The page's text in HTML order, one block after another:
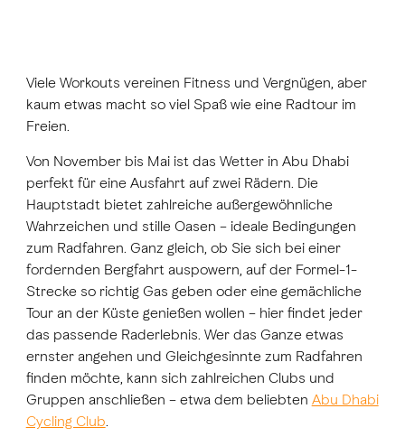
Viele Workouts vereinen Fitness und Vergnügen, aber
kaum etwas macht so viel Spaß wie eine Radtour im
Freien.
Von November bis Mai ist das Wetter in Abu Dhabi
perfekt für eine Ausfahrt auf zwei Rädern. Die
Hauptstadt bietet zahlreiche außergewöhnliche
Wahrzeichen und stille Oasen – ideale Bedingungen
zum Radfahren. Ganz gleich, ob Sie sich bei einer
fordernden Bergfahrt auspowern, auf der Formel-1-
Strecke so richtig Gas geben oder eine gemächliche
Tour an der Küste genießen wollen – hier findet jeder
das passende Raderlebnis. Wer das Ganze etwas
ernster angehen und Gleichgesinnte zum Radfahren
finden möchte, kann sich zahlreichen Clubs und
Gruppen anschließen – etwa dem beliebten Abu Dhabi
Cycling Club